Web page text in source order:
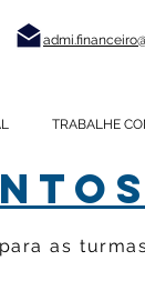
as
TRABALHE